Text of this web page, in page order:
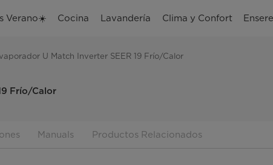
Verano☀️ Cocina Lavandería Clima y Confort
U Match Inverter SEER 19 Frío/Calor
Frío/Calor
Manuals Productos Relacionados